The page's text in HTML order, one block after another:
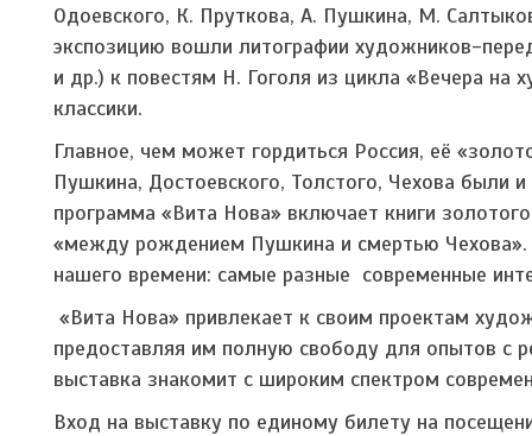
Одоевского, К. Пруткова, А. Пушкина, М.
экспозицию вошли литографии художников-
и др.) к повестям Н. Гоголя из цикла «Вечера на
классики.
Главное, чем может гордиться Россия, её
Пушкина, Достоевского, Толстого, Чехова были
программа «Вита Нова» включает книги
«между рождением Пушкина и смертью Чехова».
нашего времени: самые разные современные
«Вита Нова» привлекает к своим проектам
предоставляя им полную свободу для опытов с
выставка знакомит с широким спектром
Вход на выставку по единому билету на